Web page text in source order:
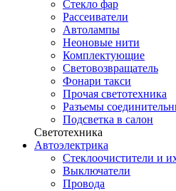
Стекло фар
Рассеиватели
Автолампы
Неоновые нити
Комплектующие
Световозвращатель
Фонари такси
Прочая светотехника
Разъемы
Подсветка в салон
Светотехника
Автоэлектрика
Стеклоочистители и
Выключатели
Провода